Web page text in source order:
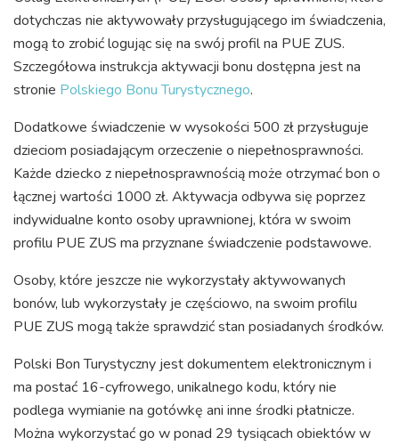
dotychczas nie aktywowały przysługującego im świadczenia,
mogą to zrobić logując się na swój profil na PUE ZUS.
Szczegółowa instrukcja aktywacji bonu dostępna jest na
stronie Polskiego Bonu Turystycznego.
Dodatkowe świadczenie w wysokości 500 zł przysługuje
dzieciom posiadającym orzeczenie o niepełnosprawności.
Każde dziecko z niepełnosprawnością może otrzymać bon o
łącznej wartości 1000 zł. Aktywacja odbywa się poprzez
indywidualne konto osoby uprawnionej, która w swoim
profilu PUE ZUS ma przyznane świadczenie podstawowe.
Osoby, które jeszcze nie wykorzystały aktywowanych
bonów, lub wykorzystały je częściowo, na swoim profilu
PUE ZUS mogą także sprawdzić stan posiadanych środków.
Polski Bon Turystyczny jest dokumentem elektronicznym i
ma postać 16-cyfrowego, unikalnego kodu, który nie
podlega wymianie na gotówkę ani inne środki płatnicze.
Można wykorzystać go w ponad 29 tysiącach obiektów w